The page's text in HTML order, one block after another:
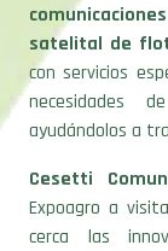
satelital de
con servicios
necesidades
ayudándolos a
Cesetti
Expoagro a
cerca las